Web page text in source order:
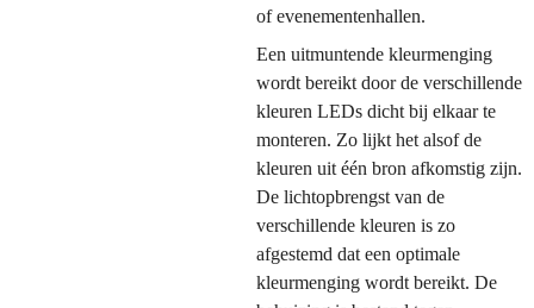
of evenementenhallen.
Een uitmuntende kleurmenging
wordt bereikt door de verschillende
kleuren LEDs dicht bij elkaar te
monteren. Zo lijkt het alsof de
kleuren uit één bron afkomstig zijn.
De lichtopbrengst van de
verschillende kleuren is zo
afgestemd dat een optimale
kleurmenging wordt bereikt. De